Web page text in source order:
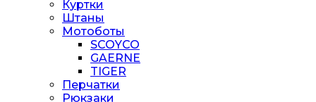
Куртки
Штаны
Мотоботы
SCOYCO
GAERNE
TIGER
Перчатки
Рюкзаки